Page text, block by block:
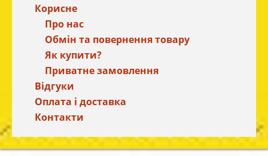
Корисне
Про нас
Обмін та повернення товару
Як купити?
Приватне замовлення
Відгуки
Оплата і доставка
Контакти